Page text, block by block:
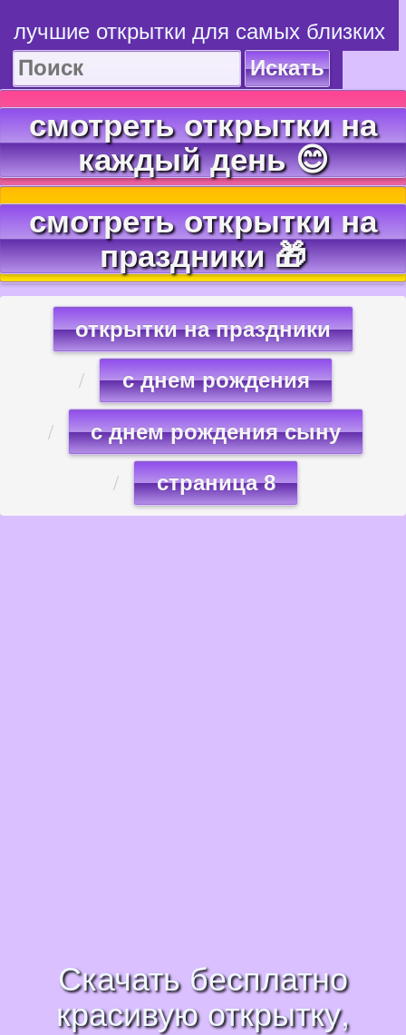
лучшие открытки для самых близких
Искать
смотреть открытки на
каждый день 😊
смотреть открытки на
праздники 🎁
открытки на праздники
с днем рождения
с днем рождения сыну
страница 8
Скачать бесплатно
красивую открытку,